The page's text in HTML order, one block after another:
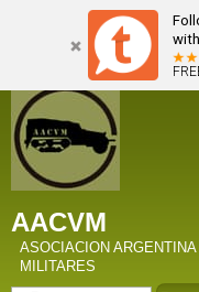
AACVM
ASOCIACION
MILITARES